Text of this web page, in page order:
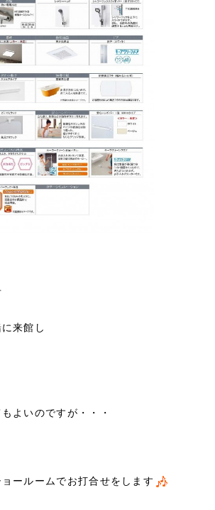
来館し
よいのですが・・・
ールームでお打合せをします